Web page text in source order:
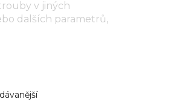
v jiných
dalších parametrů,